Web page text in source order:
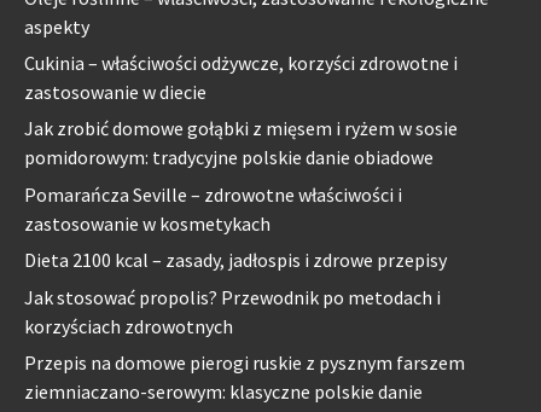
aspekty
Cukinia – właściwości odżywcze, korzyści zdrowotne i
zastosowanie w diecie
Jak zrobić domowe gołąbki z mięsem i ryżem w sosie
pomidorowym: tradycyjne polskie danie obiadowe
Pomarańcza Seville – zdrowotne właściwości i
zastosowanie w kosmetykach
Dieta 2100 kcal – zasady, jadłospis i zdrowe przepisy
Jak stosować propolis? Przewodnik po metodach i
korzyściach zdrowotnych
Przepis na domowe pierogi ruskie z pysznym farszem
ziemniaczano-serowym: klasyczne polskie danie